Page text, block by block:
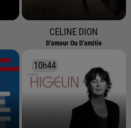
CELINE DION
D'amour Ou D'amitie
10h44
10h44